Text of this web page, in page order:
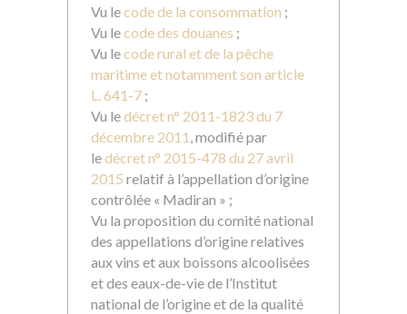
Vu lecode de la consommation ;
Vu lecode des douanes ;
Vu lecode rural et de la pêche
maritime et notamment son article
L. 641-7 ;
Vu ledécret n° 2011-1823 du 7
décembre 2011 , modifié par
ledécret n° 2015-478 du 27 avril
2015 relatif à l’appellation d’origine
contrôlée « Madiran » ;
Vu la proposition du comité national
des appellations d’origine relatives
aux vins et aux boissons alcoolisées
et des eaux-de-vie de l’Institut
national de l’origine et de la qualité